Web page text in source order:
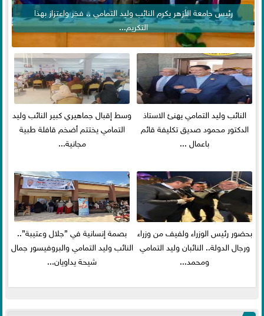
رئيس جامعة الأزهر يكرم النائب وليد التمامي .. فخر واعتزاز بهذا
التكريم...
النائب وليد التمامي يهنئ الاستاذ
الدكتور محمود صديق تكليفة قائم
باعمال ...
وسط إقبال جماهيري كبير النائب وليد
التمامي يختتم أضخم قافلة طبية
مجانية...
بحضور رئيس الوزراء ولفيف من وزراء
ورجال الدولة.. النائبان وليد التمامي
ومحمد...
بصمة إنسانية في ”جلال وعتيبة”..
النائب وليد التمامي والبروفيسور جمال
شيحة يداويان...